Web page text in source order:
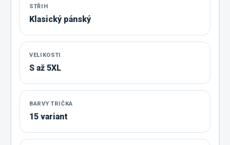
STŘIH
Klasický pánský
VELIKOSTI
S až 5XL
BARVY TRIČKA
15 variant